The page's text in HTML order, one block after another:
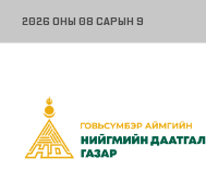
2026 ОНЫ 08 САРЫН 9